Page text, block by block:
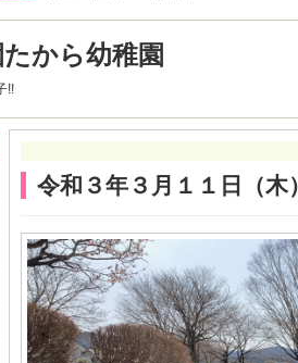
から幼稚園
!!
令和３年３月１１日（木